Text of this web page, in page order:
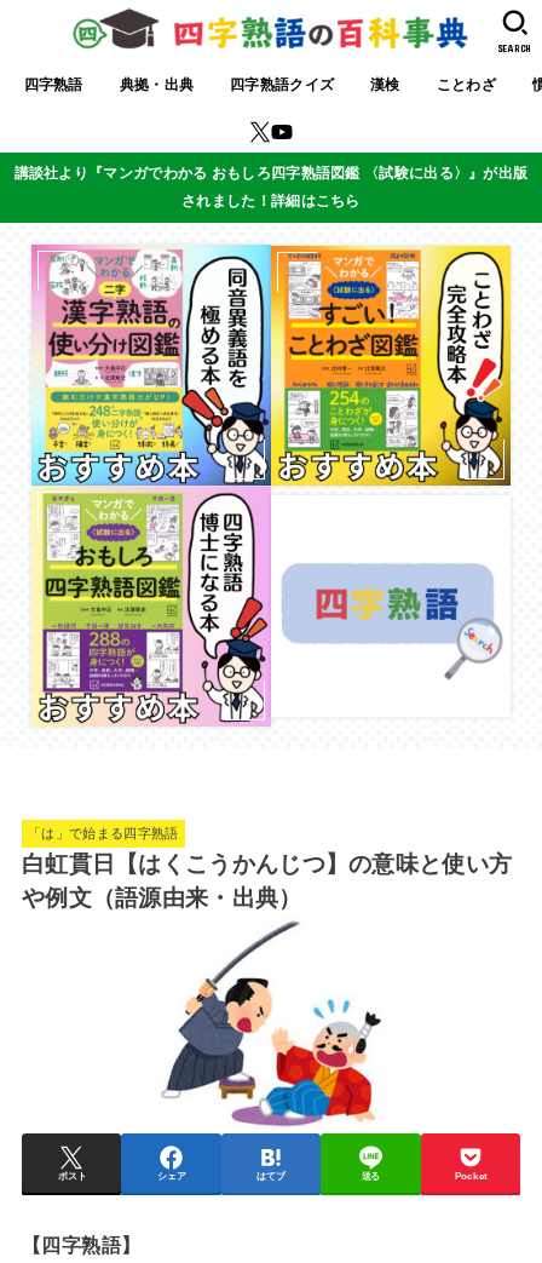
四字熟語 典拠・出典 四字熟語クイズ 漢検 ことわざ
SEARCH
講談社より『マンガでわかる おもしろ四字熟語図鑑 〈試験に出る〉』が出版
されました！詳細はこちら
「は」で始まる四字熟語
白虹貫日【はくこうかんじつ】の意味と使い方
や例文（語源由来・出典）
ポスト シェア はてブ 送る Pocket
【四字熟語】